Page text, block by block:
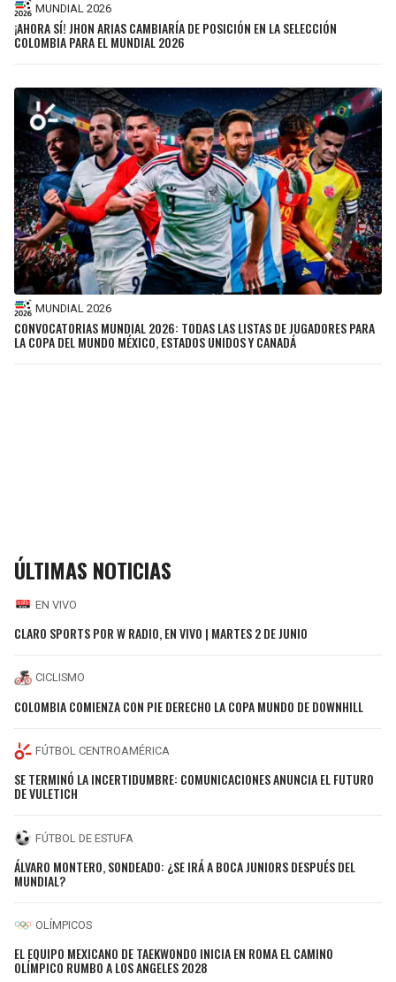
MUNDIAL 2026
¡AHORA SÍ! JHON ARIAS CAMBIARÍA DE POSICIÓN EN LA SELECCIÓN
COLOMBIA PARA EL MUNDIAL 2026
MUNDIAL 2026
CONVOCATORIAS MUNDIAL 2026: TODAS LAS LISTAS DE JUGADORES PARA
LA COPA DEL MUNDO MÉXICO, ESTADOS UNIDOS Y CANADÁ
ÚLTIMAS NOTICIAS
EN VIVO
CLARO SPORTS POR W RADIO, EN VIVO | MARTES 2 DE JUNIO
CICLISMO
COLOMBIA COMIENZA CON PIE DERECHO LA COPA MUNDO DE DOWNHILL
FÚTBOL CENTROAMÉRICA
SE TERMINÓ LA INCERTIDUMBRE: COMUNICACIONES ANUNCIA EL FUTURO
DE VULETICH
FÚTBOL DE ESTUFA
ÁLVARO MONTERO, SONDEADO: ¿SE IRÁ A BOCA JUNIORS DESPUÉS DEL
MUNDIAL?
OLÍMPICOS
EL EQUIPO MEXICANO DE TAEKWONDO INICIA EN ROMA EL CAMINO
OLÍMPICO RUMBO A LOS ANGELES 2028